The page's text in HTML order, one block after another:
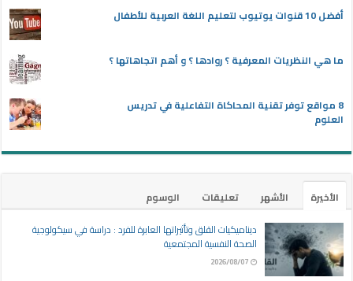
أفضل 10 قنوات يوتيوب لتعليم اللغة العربية للأطفال
ما هي النظريات المعرفية ؟ روادها ؟ و أهم اتجاهاتها ؟
8 مواقع توفر تقنية المحاكاة التفاعلية في تدريس
العلوم
الأخيرة الأشهر تعليقات
الوسوم
ديناميكيات القلق وتأثيراتها العابرة للفرد : دراسة في سيكولوجية
الصحة النفسية المجتمعية
2026/08/07